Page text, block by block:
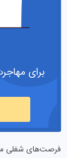
برای
فرصت‌های شغلی